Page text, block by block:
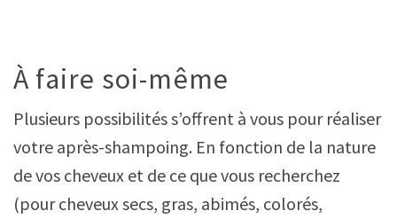
À faire soi-même
Plusieurs possibilités s’offrent à vous pour réaliser
votre après-shampoing. En fonction de la nature
de vos cheveux et de ce que vous recherchez
(pour cheveux secs, gras, abimés, colorés,